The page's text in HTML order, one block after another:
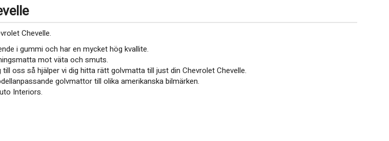
Chevelle.
i gummi och har en mycket hög kvallite.
mot väta och smuts.
oss så hjälper vi dig hitta rätt golvmatta till just din Chevrolet Chevelle.
golvmattor till olika amerikanska bilmärken.
Interiors.